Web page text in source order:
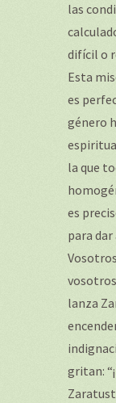
las
difícil o
Esta
es
género
la que
es
para
lanza
gritan: